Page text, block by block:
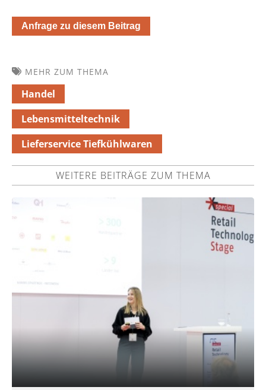
Anfrage zu diesem Beitrag
MEHR ZUM THEMA
Handel
Lebensmitteltechnik
Lieferservice Tiefkühlwaren
WEITERE BEITRÄGE ZUM THEMA